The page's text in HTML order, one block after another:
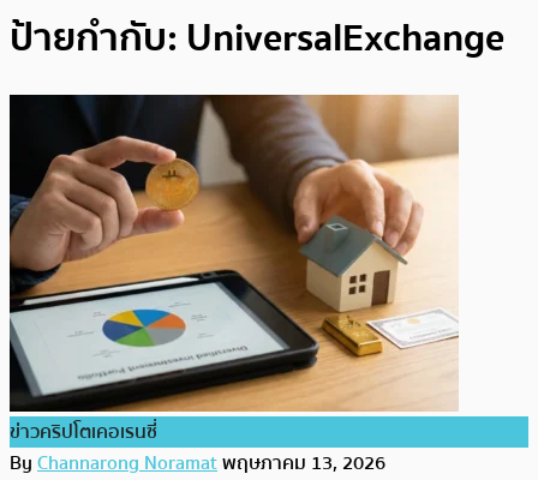
ป้ายกำกับ: UniversalExchange
ข่าวคริปโตเคอเรนซี่
ByChannarong Noramatพฤษภาคม 13, 2026